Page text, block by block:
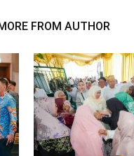
FROM AUTHOR